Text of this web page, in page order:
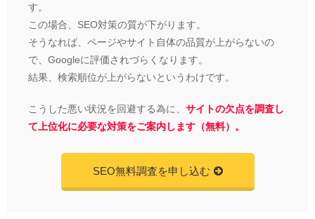
す。
この場合、SEO対策の質が下がります。
そうなれば、ページやサイト自体の品質が上がらないの
で、Googleに評価されづらくなります。
結果、検索順位が上がらないというわけです。
こうした悪い状況を回避する為に、 サイトの欠点を調査し
て上位化に必要な対策をご案内します（無料）。
SEO無料調査を申し込む